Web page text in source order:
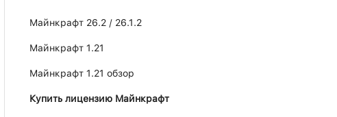
Майнкрафт 26.2 / 26.1.2
Майнкрафт 1.21
Майнкрафт 1.21 обзор
Купить лицензию Майнкрафт